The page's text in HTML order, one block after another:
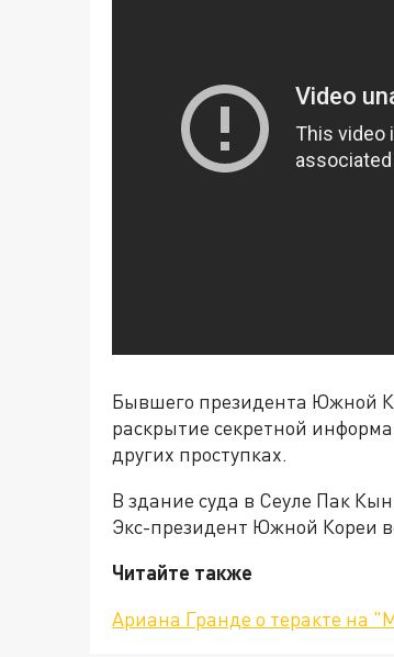
Бывшего президента Южной
раскрытие секретной
других проступках.
В здание суда в Сеуле Пак
Экс-президент Южной Кореи
Читайте также
Ариана Гранде о теракте на